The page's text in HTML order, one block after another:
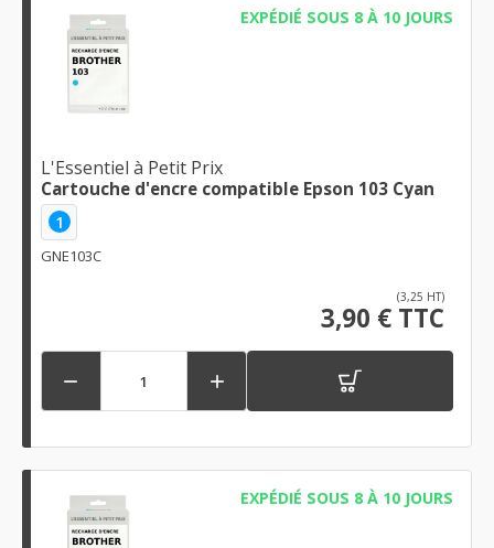
EXPÉDIÉ SOUS 8 À 10 JOURS
L'Essentiel à Petit Prix
Cartouche d'encre compatible Epson 103 Cyan
1
GNE103C
(3,25 HT)
3,90 € TTC
 
EXPÉDIÉ SOUS 8 À 10 JOURS